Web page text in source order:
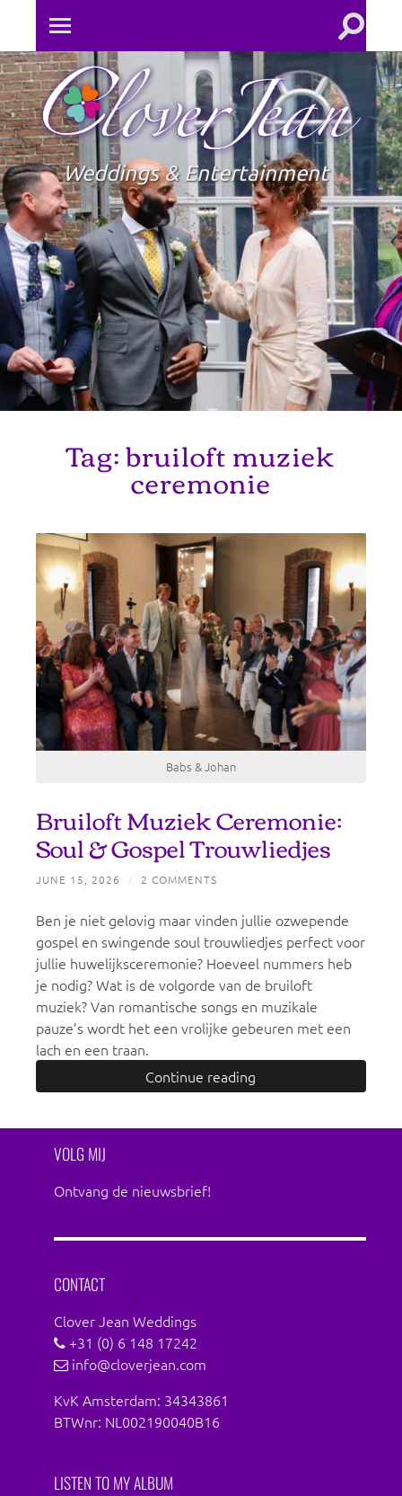
Toggle
mobile
menu
Toggle
field
Jean
Weddings & Entertainment
Tag:bruiloft muziek
ceremonie
Babs & Johan
Bruiloft Muziek Ceremonie:
Soul & Gospel Trouwliedjes
JUNE 15, 2026 / 2 COMMENTS
Ben je niet gelovig maar vinden jullie ozwepende
gospel en swingende soul trouwliedjes perfect voor
jullie huwelijksceremonie? Hoeveel nummers heb
je nodig? Wat is de volgorde van de bruiloft
muziek? Van romantische songs en muzikale
pauze’s wordt het een vrolijke gebeuren met een
lach en een traan.
Continue reading
VOLG MIJ
Ontvang de nieuwsbrief!
CONTACT
Clover Jean Weddings
+31 (0) 6 148 17242
info@cloverjean.com
KvK Amsterdam: 34343861
BTWnr: NL002190040B16
LISTEN TO MY ALBUM